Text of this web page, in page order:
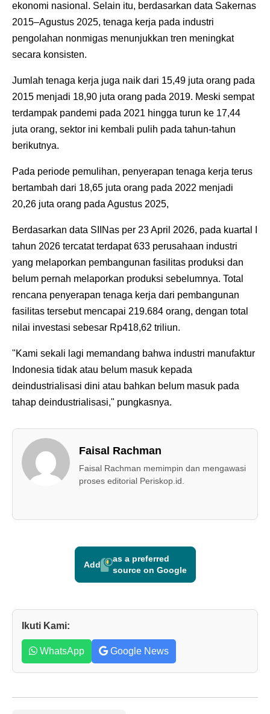
ekonomi nasional. Selain itu, berdasarkan data Sakernas
2015–Agustus 2025, tenaga kerja pada industri
pengolahan nonmigas menunjukkan tren meningkat
secara konsisten.
Jumlah tenaga kerja juga naik dari 15,49 juta orang pada
2015 menjadi 18,90 juta orang pada 2019. Meski sempat
terdampak pandemi pada 2021 hingga turun ke 17,44
juta orang, sektor ini kembali pulih pada tahun-tahun
berikutnya.
Pada periode pemulihan, penyerapan tenaga kerja terus
bertambah dari 18,65 juta orang pada 2022 menjadi
20,26 juta orang pada Agustus 2025,
Berdasarkan data SIINas per 23 April 2026, pada kuartal I
tahun 2026 tercatat terdapat 633 perusahaan industri
yang melaporkan pembangunan fasilitas produksi dan
belum pernah melaporkan produksi sebelumnya. Total
rencana penyerapan tenaga kerja dari pembangunan
fasilitas tersebut mencapai 219.684 orang, dengan total
nilai investasi sebesar Rp418,62 triliun.
"Kami sekali lagi memandang bahwa industri manufaktur
Indonesia tidak atau belum masuk kepada
deindustrialisasi dini atau bahkan belum masuk pada
tahap deindustrialisasi," pungkasnya.
Faisal Rachman
Faisal Rachman memimpin dan mengawasi
proses editorial Periskop.id.
Add
as a preferred
source on Google
Ikuti Kami:
WhatsApp Google News